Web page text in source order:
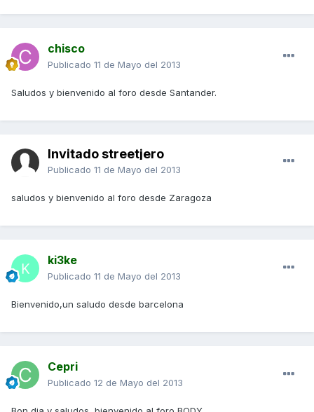
chisco
Publicado 11 de Mayo del 2013
Saludos y bienvenido al foro desde Santander.
Invitado streetjero
Publicado 11 de Mayo del 2013
saludos y bienvenido al foro desde Zaragoza
ki3ke
Publicado 11 de Mayo del 2013
Bienvenido,un saludo desde barcelona
Cepri
Publicado 12 de Mayo del 2013